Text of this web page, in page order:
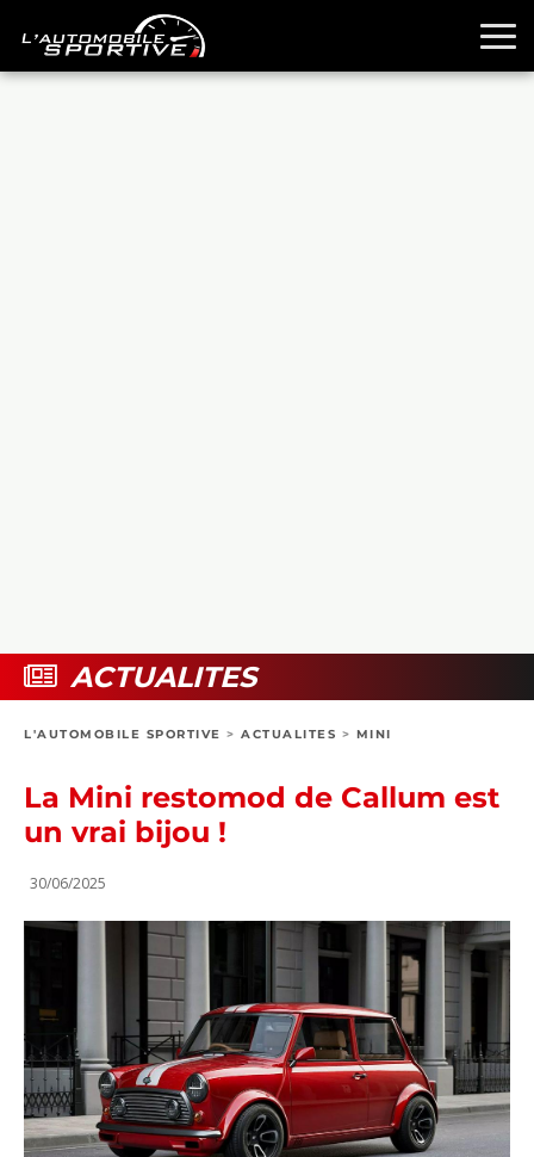
BOUTIQUE
ACTUALITES
L'AUTOMOBILE SPORTIVE > ACTUALITES > MINI
La Mini restomod de Callum est
un vrai bijou !
30/06/2025